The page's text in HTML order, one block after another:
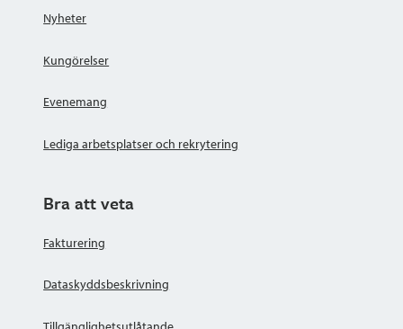
Nyheter
Kungörelser
Evenemang
Lediga arbetsplatser och rekrytering
Bra att veta
Fakturering
Dataskyddsbeskrivning